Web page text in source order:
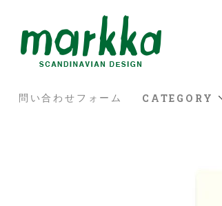
問い合わせフォーム CATEGORY